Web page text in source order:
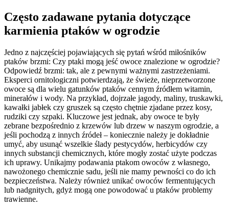
Często zadawane pytania dotyczące
karmienia ptaków w ogrodzie
Jedno z najczęściej pojawiających się pytań wśród miłośników
ptaków brzmi: Czy ptaki mogą jeść owoce znalezione w ogrodzie?
Odpowiedź brzmi: tak, ale z pewnymi ważnymi zastrzeżeniami.
Eksperci ornitologiczni potwierdzają, że świeże, nieprzetworzone
owoce są dla wielu gatunków ptaków cennym źródłem witamin,
minerałów i wody. Na przykład, dojrzałe jagody, maliny, truskawki,
kawałki jabłek czy gruszek są często chętnie zjadane przez kosy,
rudziki czy szpaki. Kluczowe jest jednak, aby owoce te były
zebrane bezpośrednio z krzewów lub drzew w naszym ogrodzie, a
jeśli pochodzą z innych źródeł – koniecznie należy je dokładnie
umyć, aby usunąć wszelkie ślady pestycydów, herbicydów czy
innych substancji chemicznych, które mogły zostać użyte podczas
ich uprawy. Unikajmy podawania ptakom owoców z własnego,
nawożonego chemicznie sadu, jeśli nie mamy pewności co do ich
bezpieczeństwa. Należy również unikać owoców fermentujących
lub nadgnitych, gdyż mogą one powodować u ptaków problemy
trawienne.